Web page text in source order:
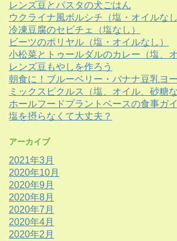
レンズ豆とパスタの犬ごはん
ウクライナ風ボルシチ（塩・オイルなし
冷凍豆腐のセビチェ（塩なし）
ビーツのポリヤル（塩・オイルなし）
小松菜とトゥールダルのカレー（塩、オ
レンズ豆もやしを作ろう
朝食に！ブルーベリー・バナナ豆乳ヨ
ミックスピクルス（塩、オイル、砂糖な
ホールフードプラントベースの食事ガ
塩を摂らなくて大丈夫？
アーカイブ
2021年3月
2020年10月
2020年9月
2020年8月
2020年7月
2020年4月
2020年2月